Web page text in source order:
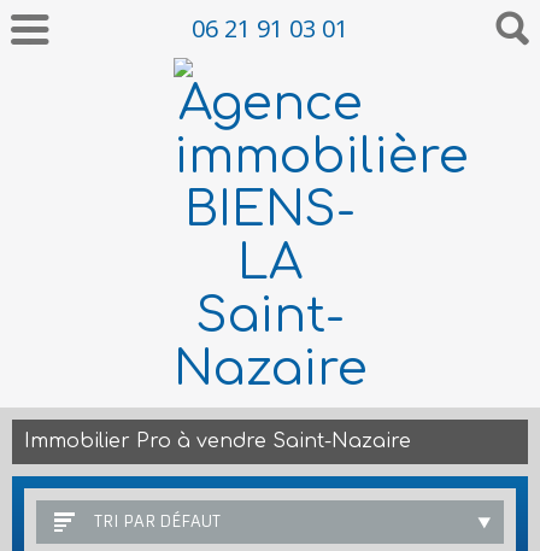
06 21 91 03 01
Immobilier Pro à vendre Saint-Nazaire
TRI PAR DÉFAUT